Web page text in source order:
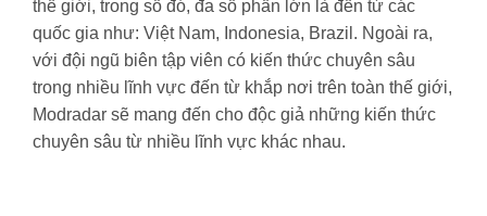
thế giới, trong số đó, đa số phần lớn là đến từ các
quốc gia như: Việt Nam, Indonesia, Brazil. Ngoài ra,
với đội ngũ biên tập viên có kiến thức chuyên sâu
trong nhiều lĩnh vực đến từ khắp nơi trên toàn thế giới,
Modradar sẽ mang đến cho độc giả những kiến thức
chuyên sâu từ nhiều lĩnh vực khác nhau.